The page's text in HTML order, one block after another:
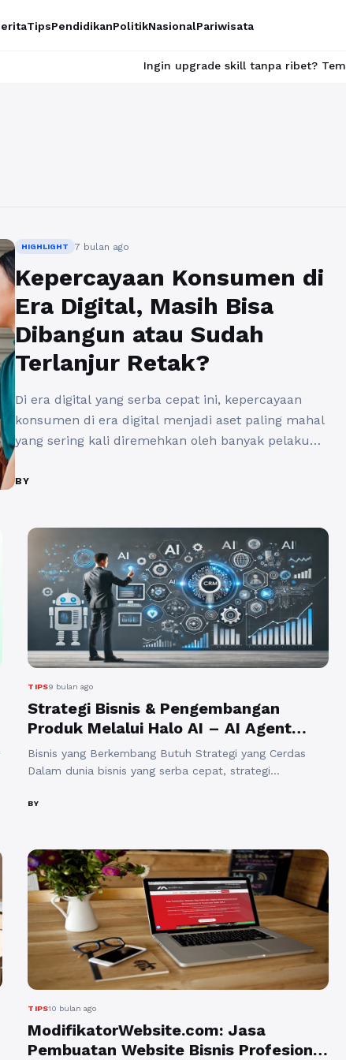
TipsPendidikanPolitikNasionalPariwisata
Ingin upgrade skill tanpa ribet? Temukan kelas
HIGHLIGHT 7 bulan ago
Kepercayaan Konsumen di
Era Digital, Masih Bisa
Dibangun atau Sudah
Terlanjur Retak?
Di era digital yang serba cepat ini, kepercayaan
konsumen di era digital menjadi aset paling mahal
yang sering kali diremehkan oleh banyak pelaku
hanya karena iklan terlihat meyakinkan atau klaim
validasi, dan menilai reputasi brand sebelum
akhirnya memutuskan untuk ...Baca
Selengkapnya
BY
TIPS9 bulan ago
Strategi Bisnis & Pengembangan
Produk Melalui Halo AI – AI Agent
CRM
Bisnis yang Berkembang Butuh Strategi yang Cerdas
Dalam dunia bisnis yang serba cepat, strategi
bisa lagi dilakukan secara manual sepenuhnya.
lain, banyak UMKM kesulitan memenuhi ekspektasi ini
karena keterbatasan waktu, sumber daya manusia, dan
biaya operasional ...Baca Selengkapnya
BY
TIPS10 bulan ago
ModifikatorWebsite.com: Jasa
Pembuatan Website Bisnis Profesional